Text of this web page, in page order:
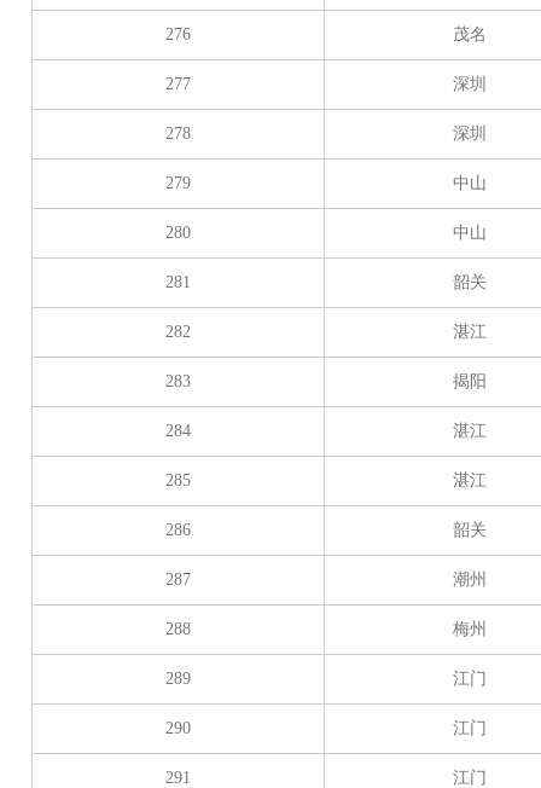
276 茂名
277 深圳
278 深圳
279 中山
280 中山
281 韶关
282 湛江
283 揭阳
284 湛江
285 湛江
286 韶关
287 潮州
288 梅州
289 江门
290 江门
291 江门